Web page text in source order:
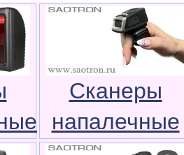
Сканеры
напалечные